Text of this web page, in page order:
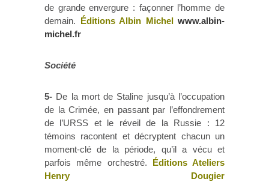
de grande envergure : façonner l’homme de
demain. Éditions Albin Michel www.albin-
michel.fr
Société
5- De la mort de Staline jusqu’à l’occupation
de la Crimée, en passant par l’effondrement
de l’URSS et le réveil de la Russie : 12
témoins racontent et décryptent chacun un
moment-clé de la période, qu’il a vécu et
parfois même orchestré. Éditions Ateliers
Henry Dougier